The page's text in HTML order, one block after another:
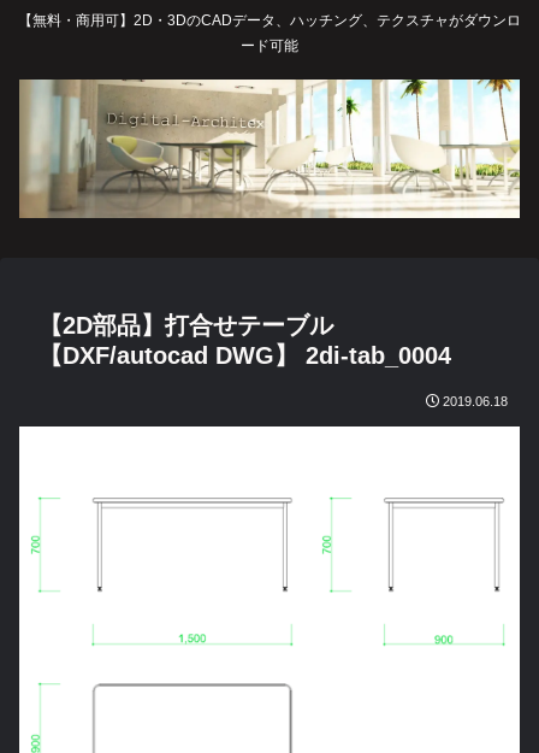
【無料・商用可】2D・3DのCADデータ、ハッチング、テクスチャがダウンロ
ード可能
【2D部品】打合せテーブル
【DXF/autocad DWG】 2di-tab_0004
2019.06.18